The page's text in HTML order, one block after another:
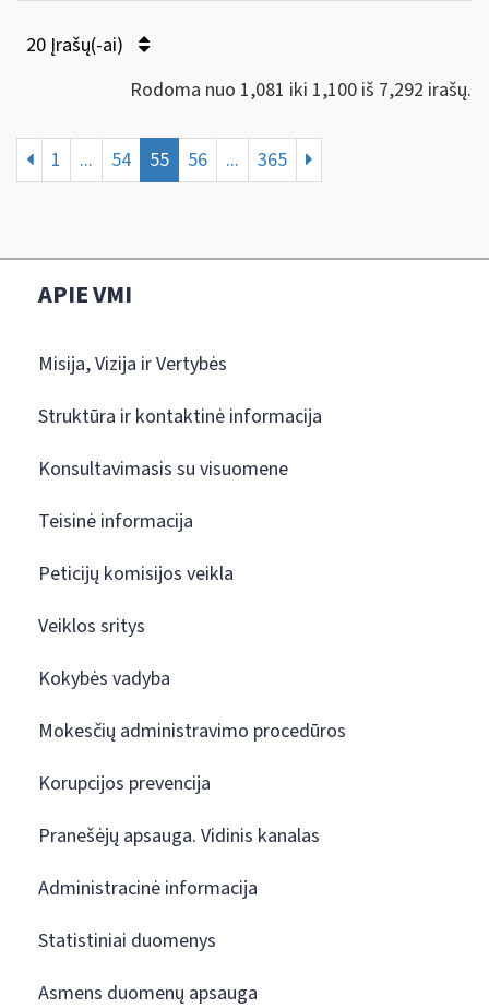
20 Įrašų(-ai)
Rodoma nuo 1,081 iki 1,100 iš 7,292 irašų.
1 ... 54 55 56 ... 365
APIE VMI
Misija, Vizija ir Vertybės
Struktūra ir kontaktinė informacija
Konsultavimasis su visuomene
Teisinė informacija
Peticijų komisijos veikla
Veiklos sritys
Kokybės vadyba
Mokesčių administravimo procedūros
Korupcijos prevencija
Pranešėjų apsauga. Vidinis kanalas
Administracinė informacija
Statistiniai duomenys
Asmens duomenų apsauga